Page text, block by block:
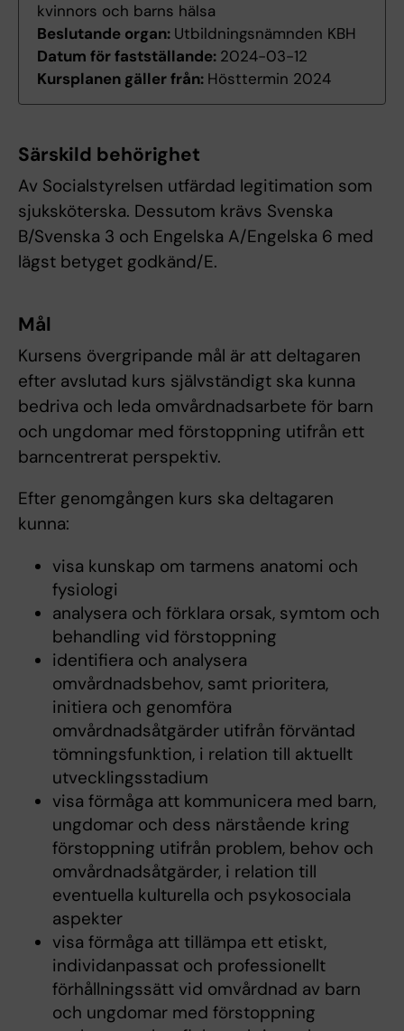
kvinnors och barns hälsa
Beslutande organ: Utbildningsnämnden KBH
Datum för fastställande: 2024-03-12
Kursplanen gäller från: Hösttermin 2024
Särskild behörighet
Av Socialstyrelsen utfärdad legitimation som
sjuksköterska. Dessutom krävs Svenska
B/Svenska 3 och Engelska A/Engelska 6 med
lägst betyget godkänd/E.
Mål
Kursens övergripande mål är att deltagaren
efter avslutad kurs självständigt ska kunna
bedriva och leda omvårdnadsarbete för barn
och ungdomar med förstoppning utifrån ett
barncentrerat perspektiv.
Efter genomgången kurs ska deltagaren
kunna:
visa kunskap om tarmens anatomi och
fysiologi
analysera och förklara orsak, symtom och
behandling vid förstoppning
identifiera och analysera
omvårdnadsbehov, samt prioritera,
initiera och genomföra
omvårdnadsåtgärder utifrån förväntad
tömningsfunktion, i relation till aktuellt
utvecklingsstadium
visa förmåga att kommunicera med barn,
ungdomar och dess närstående kring
förstoppning utifrån problem, behov och
omvårdnadsåtgärder, i relation till
eventuella kulturella och psykosociala
aspekter
visa förmåga att tillämpa ett etiskt,
individanpassat och professionellt
förhållningssätt vid omvårdnad av barn
och ungdomar med förstoppning